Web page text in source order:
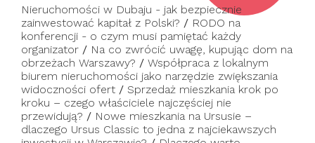
Nieruchomości w Dubaju - jak bezpiecznie
zainwestować kapitał z Polski? / RODO na
konferencji - o czym musi pamiętać każdy
organizator / Na co zwrócić uwagę, kupując dom na
obrzeżach Warszawy? / Współpraca z lokalnym
biurem nieruchomości jako narzędzie zwiększania
widoczności ofert / Sprzedaż mieszkania krok po
kroku – czego właściciele najczęściej nie
przewidują? / Nowe mieszkania na Ursusie –
dlaczego Ursus Classic to jedna z najciekawszych